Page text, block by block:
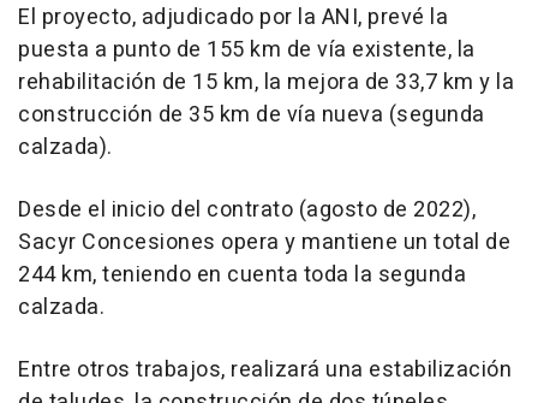
El proyecto, adjudicado por la ANI, prevé la
puesta a punto de 155 km de vía existente, la
rehabilitación de 15 km, la mejora de 33,7 km y la
construcción de 35 km de vía nueva (segunda
calzada).
Desde el inicio del contrato (agosto de 2022),
Sacyr Concesiones opera y mantiene un total de
244 km, teniendo en cuenta toda la segunda
calzada.
Entre otros trabajos, realizará una estabilización